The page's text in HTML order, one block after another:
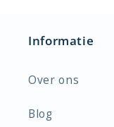
Informatie
Over ons
Blog